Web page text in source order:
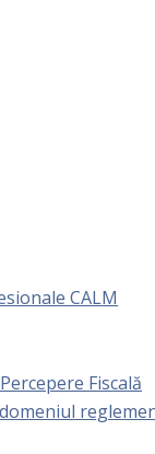
CALM
Fiscală